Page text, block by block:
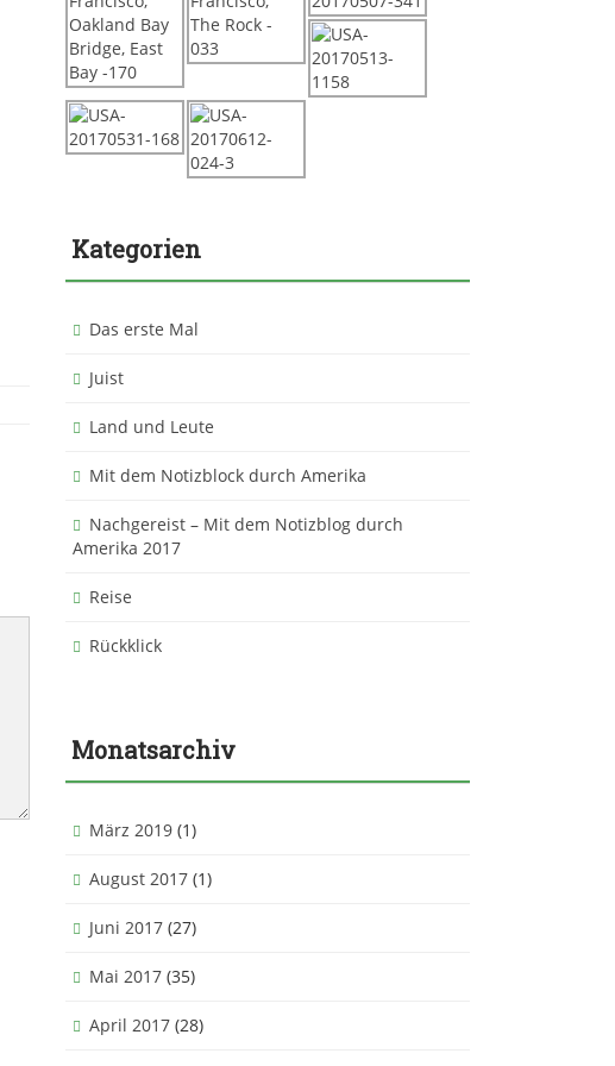
Kategorien
Das erste Mal
Juist
Land und Leute
Mit dem Notizblock durch Amerika
Nachgereist – Mit dem Notizblog durch
Amerika 2017
Reise
Rückklick
Monatsarchiv
März 2019 (1)
August 2017 (1)
Juni 2017 (27)
Mai 2017 (35)
April 2017 (28)